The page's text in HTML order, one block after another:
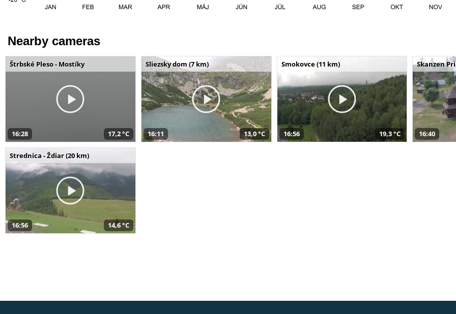
Nearby cameras
Štrbské Pleso - Mostíky
16:28 17,2 °C
Sliezsky dom (7 km)
16:11 13,0 °C
Smokovce (11 km)
16:56 19,3 °C
Skanzen
16:40
Strednica - Ždiar (20 km)
16:56 14,6 °C